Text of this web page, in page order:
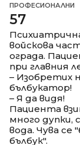
ПРОФЕСИОНАЛНИ
57
войскова
ограда.
при главния
– Изобретих
бълбукатор!
– Я да видя!
Пациента
много дупки,
вода. Чува се
бълбук".